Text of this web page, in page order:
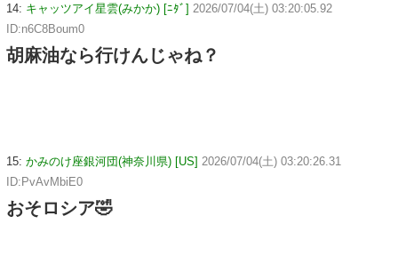
14: キャッツアイ星雲(みかか) [ﾆﾀﾞ] 2026/07/04(土) 03:20:05.92
ID:n6C8Boum0
胡麻油なら行けんじゃね？
15: かみのけ座銀河団(神奈川県) [US] 2026/07/04(土) 03:20:26.31
ID:PvAvMbiE0
おそロシア🤣